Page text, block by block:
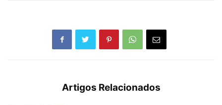
Artigos Relacionados